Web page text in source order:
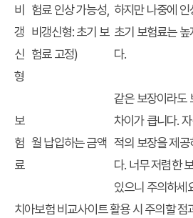
비
갱
신
형
험료 인상 가능성,
비갱신형: 초기 보
험료 고정)
하지만 나중에
초기 보험료는
다.
보
험
료
월 납입하는 금액
같은 보장이라도
차이가 큽니다.
적의 보장을 제공
다. 너무 저렴한
있으니 주의하세
치아보험 비교사이트 활용 시 주의할 점